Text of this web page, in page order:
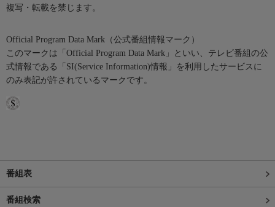
複写・転載を禁じます。
Official Program Data Mark（公式番組情報マーク）
このマークは「Official Program Data Mark」といい、テレビ番組の公
式情報である「SI(Service Information)情報」を利用したサービスに
のみ表記が許されているマークです。
番組表
番組検索